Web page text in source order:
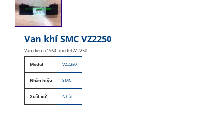
Van khí SMC VZ2250
Van điện từ SMC model VZ2250
Model VZ2250
Nhãn hiệu SMC
Xuất xứ Nhật